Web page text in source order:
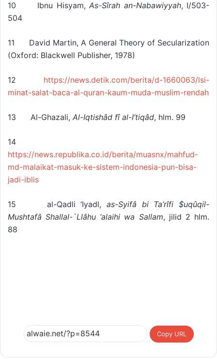
10 Ibnu Hisyam,As-Sîrah an-Nabawiyyah, I/503-
504
11 David Martin, A General Theory of Secularization
(Oxford: Blackwell Publisher, 1978)
12 https://news.detik.com/berita/d-1660063/lsi-
minat-salat-baca-al-quran-kaum-muda-muslim-rendah
13 Al-Ghazali, Al-Iqtishâd fî al-I’tiqâd, hlm. 99
14
https://news.republika.co.id/berita/muasnx/mahfud-
md-malaikat-masuk-ke-sistem-indonesia-pun-bisa-
jadi-iblis
15 al-Qadli ‘Iyadl,as-Syifâ bi Ta’rîfi $uqûqil-
Mushtafâ Shallal-`Llâhu ‘alaihi wa Sallam, jilid 2 hlm.
88
Copy URL